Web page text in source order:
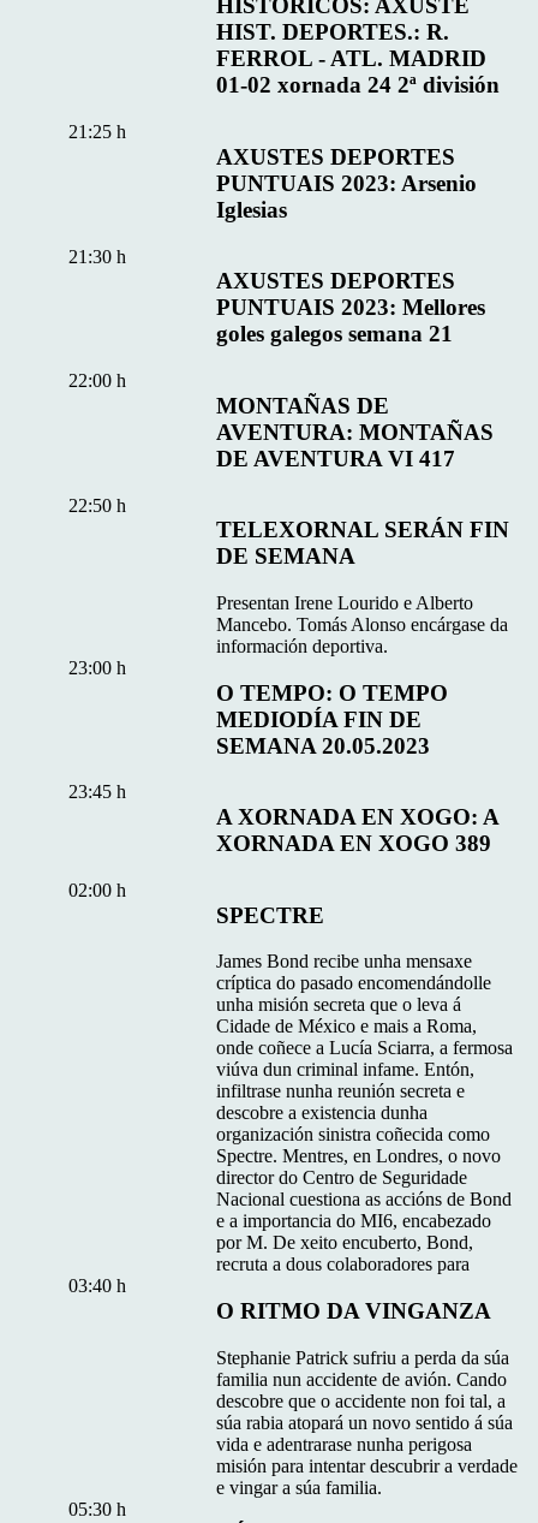
HISTÓRICOS: AXUSTE
HIST. DEPORTES.: R.
FERROL - ATL. MADRID
01-02 xornada 24 2ª división
AXUSTES DEPORTES
PUNTUAIS 2023: Arsenio
Iglesias
21:25 h
AXUSTES DEPORTES
PUNTUAIS 2023: Mellores
goles galegos semana 21
21:30 h
MONTAÑAS DE
AVENTURA: MONTAÑAS
DE AVENTURA VI 417
22:00 h
TELEXORNAL SERÁN FIN
DE SEMANA
Presentan Irene Lourido e Alberto
Mancebo. Tomás Alonso encárgase da
información deportiva.
22:50 h
O TEMPO: O TEMPO
MEDIODÍA FIN DE
SEMANA 20.05.2023
23:00 h
A XORNADA EN XOGO: A
XORNADA EN XOGO 389
23:45 h
SPECTRE
James Bond recibe unha mensaxe
críptica do pasado encomendándolle
unha misión secreta que o leva á
Cidade de México e mais a Roma,
onde coñece a Lucía Sciarra, a fermosa
viúva dun criminal infame. Entón,
infiltrase nunha reunión secreta e
descobre a existencia dunha
organización sinistra coñecida como
Spectre. Mentres, en Londres, o novo
director do Centro de Seguridade
Nacional cuestiona as accións de Bond
e a importancia do MI6, encabezado
por M. De xeito encuberto, Bond,
recruta a dous colaboradores para
02:00 h
O RITMO DA VINGANZA
Stephanie Patrick sufriu a perda da súa
familia nun accidente de avión. Cando
descobre que o accidente non foi tal, a
súa rabia atopará un novo sentido á súa
vida e adentrarase nunha perigosa
misión para intentar descubrir a verdade
e vingar a súa familia.
03:40 h
05:30 h